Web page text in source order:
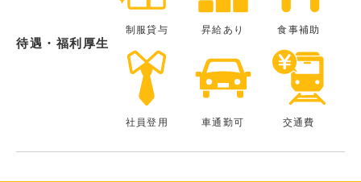
待遇・福利厚生
制服貸与 昇給あり 食事補助
社員登用 車通勤可 交通費